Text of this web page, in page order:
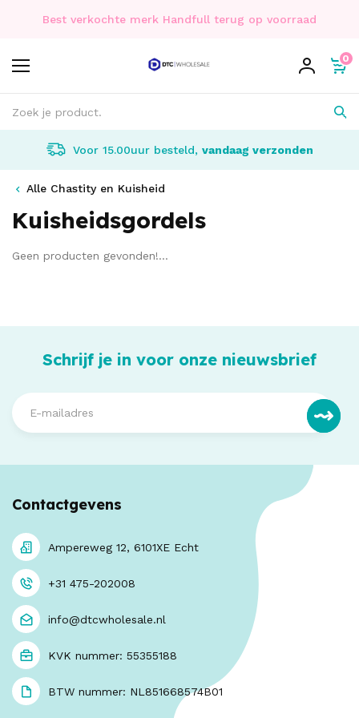
Best verkochte merk Handfull terug op voorraad
0
Voor 15.00uur besteld, vandaag verzonden
Alle Chastity en Kuisheid
Kuisheidsgordels
Geen producten gevonden!...
Schrijf je in voor onze nieuwsbrief
Contactgevens
Ampereweg 12, 6101XE Echt
+31 475-202008
info@dtcwholesale.nl
KVK nummer: 55355188
BTW nummer: NL851668574B01